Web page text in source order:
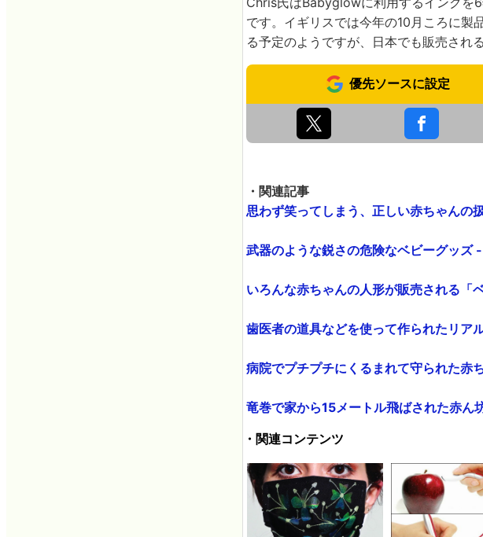
です。イギリスでは今年の10月ころに製
る予定のようですが、日本でも販売され
優先ソースに設定
・関連記事
思わず笑ってしまう、正しい赤ちゃんの
武器のような鋭さの危険なベビーグッズ
いろんな赤ちゃんの人形が販売される「
歯医者の道具などを使って作られたリア
病院でプチプチにくるまれて守られた赤
竜巻で家から15メートル飛ばされた赤ん
・関連コンテンツ